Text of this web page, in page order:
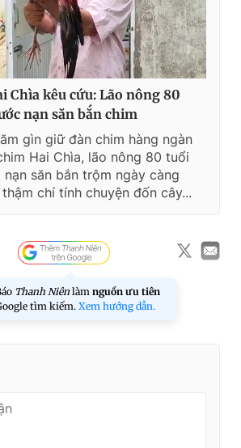
Chìa kêu cứu: Lão nông 80
nạn săn bắn chim
gìn giữ đàn chim hàng ngàn
Hai Chìa, lão nông 80 tuổi
săn bắn trộm ngày càng
chí tính chuyện đốn cây...
Thanh Niên làm nguồn ưu tiên
tìm kiếm.Xem hướng dẫn.